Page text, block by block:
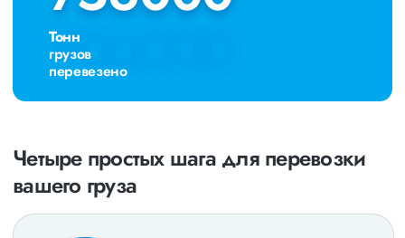
Тонн
грузов
перевезено
Четыре простых шага для перевозки
вашего груза